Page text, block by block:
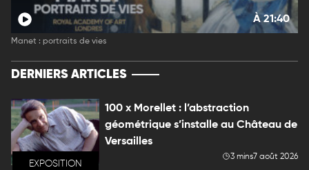
À 21:40
Manet : portraits de vies
DERNIERS ARTICLES
EXPOSITION
100 x Morellet : l’abstraction
géométrique s’installe au Château de
Versailles
3 mins7 août 2026